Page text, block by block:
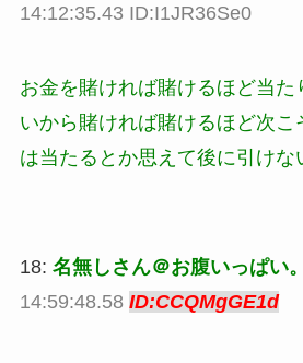
14:12:35.43 ID:I1JR36Se0
お金を賭ければ賭けるほど当た
いから賭ければ賭けるほど次こ
は当たるとか思えて後に引けな
18: 名無しさん＠お腹いっぱい。
14:59:48.58 ID:CCQMgGE1d